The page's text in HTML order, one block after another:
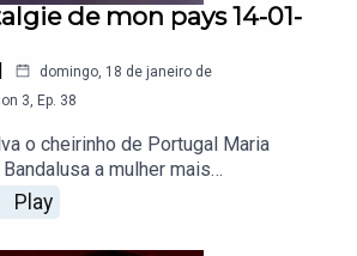
de mon pays 14-01-
|
domingo, 18 de janeiro de
3 Ep. 38
o cheirinho de Portugal Maria
a mulher mais
musical diapasão voltar a
ele quer a minha rabadilha Vitor
Play